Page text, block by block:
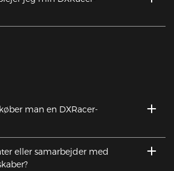
man en DXRacer-
eller samarbejder med